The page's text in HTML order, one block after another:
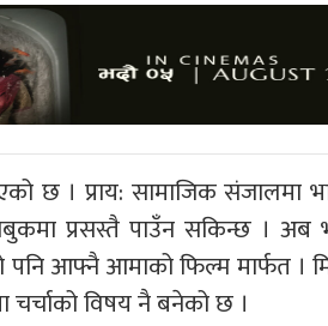
छ । प्राय: सामाजिक संजालमा
प्रसस्तै पाउँन सकिन्छ ।
पनि आफ्नै आमाको फिल्म मार्फत ।
विषय नै बनेको छ ।